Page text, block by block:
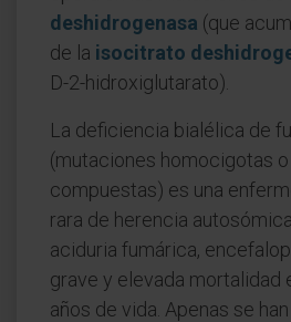
deshidrogenasa (que
de la isocitrato
D-2-hidroxiglutarato).
La deficiencia bialélica de
(mutaciones homocigotas
compuestas) es una
rara de herencia
aciduria fumárica,
grave y elevada mortalidad
años de vida. Apenas se